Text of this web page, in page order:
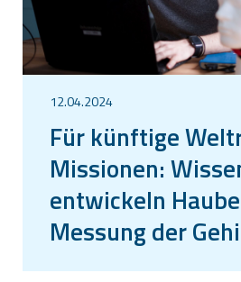
12.04.2024
Für künftige
Missionen:
entwickeln
Messung der
im All